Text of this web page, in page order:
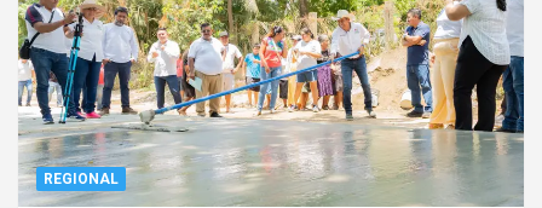
REGIONAL